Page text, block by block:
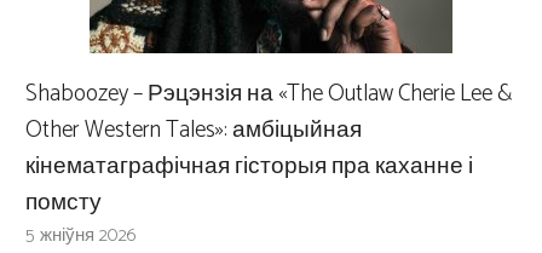
Shaboozey – Рэцэнзія на «The Outlaw Cherie Lee &
Other Western Tales»: амбіцыйная
кінематаграфічная гісторыя пра каханне і
помсту
5 жніўня 2026